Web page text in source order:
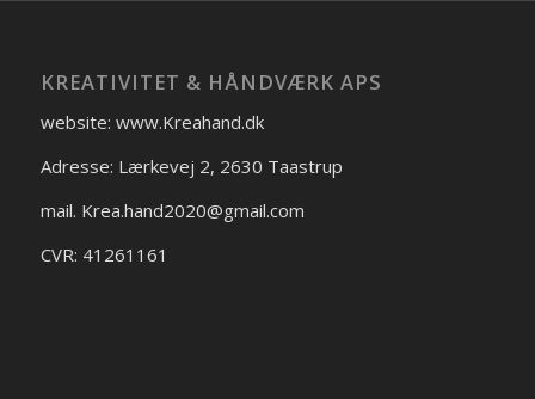
KREATIVITET & HÅNDVÆRK APS
website: www.Kreahand.dk
Adresse: Lærkevej 2, 2630 Taastrup
mail. Krea.hand2020@gmail.com
CVR: 41261161